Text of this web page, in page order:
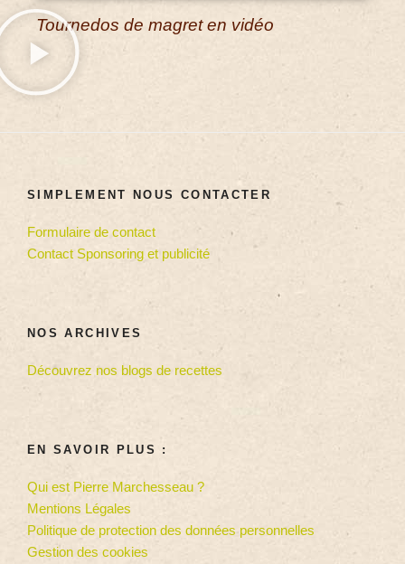
Tournedos de magret en vidéo
SIMPLEMENT NOUS CONTACTER
Formulaire de contact
Contact Sponsoring et publicité
NOS ARCHIVES
Découvrez nos blogs de recettes
EN SAVOIR PLUS :
Qui est Pierre Marchesseau ?
Mentions Légales
Politique de protection des données personnelles
Gestion des cookies